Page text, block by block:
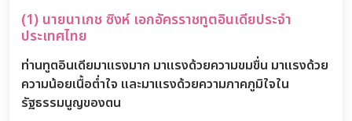
(1) นายนาเกช ซิงห์ เอกอัครราชทูตอินเดียประจำ
ประเทศไทย
ท่านทูตอินเดียมาแรงมาก มาแรงด้วยความขมขื่น มาแรงด้วย
ความน้อยเนื้อต่ำใจ และมาแรงด้วยความภาคภูมิใจใน
รัฐธรรมนูญของตน